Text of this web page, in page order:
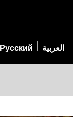
العربية Русский